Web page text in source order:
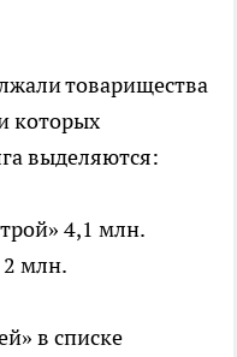
товарищества
которых
выделяются:
4,1 млн.
млн.
в списке